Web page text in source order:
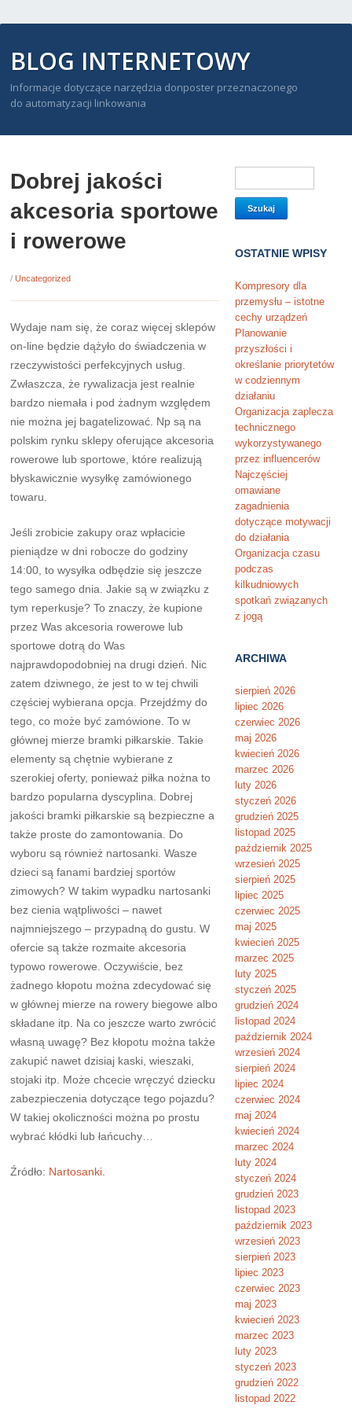
BLOG INTERNETOWY
Informacje dotyczące narzędzia donposter przeznaczonego
do automatyzacji linkowania
Dobrej jakości
akcesoria sportowe
i rowerowe
/Uncategorized
Wydaje nam się, że coraz więcej sklepów
on-line będzie dążyło do świadczenia w
rzeczywistości perfekcyjnych usług.
Zwłaszcza, że rywalizacja jest realnie
bardzo niemała i pod żadnym względem
nie można jej bagatelizować. Np są na
polskim rynku sklepy oferujące akcesoria
rowerowe lub sportowe, które realizują
błyskawicznie wysyłkę zamówionego
towaru.
Jeśli zrobicie zakupy oraz wpłacicie
pieniądze w dni robocze do godziny
14:00, to wysyłka odbędzie się jeszcze
tego samego dnia. Jakie są w związku z
tym reperkusje? To znaczy, że kupione
przez Was akcesoria rowerowe lub
sportowe dotrą do Was
najprawdopodobniej na drugi dzień. Nic
zatem dziwnego, że jest to w tej chwili
częściej wybierana opcja. Przejdźmy do
tego, co może być zamówione. To w
głównej mierze bramki piłkarskie. Takie
elementy są chętnie wybierane z
szerokiej oferty, ponieważ piłka nożna to
bardzo popularna dyscyplina. Dobrej
jakości bramki piłkarskie są bezpieczne a
także proste do zamontowania. Do
wyboru są również nartosanki. Wasze
dzieci są fanami bardziej sportów
zimowych? W takim wypadku nartosanki
bez cienia wątpliwości – nawet
najmniejszego – przypadną do gustu. W
ofercie są także rozmaite akcesoria
typowo rowerowe. Oczywiście, bez
żadnego kłopotu można zdecydować się
w głównej mierze na rowery biegowe albo
składane itp. Na co jeszcze warto zwrócić
własną uwagę? Bez kłopotu można także
zakupić nawet dzisiaj kaski, wieszaki,
stojaki itp. Może chcecie wręczyć dziecku
zabezpieczenia dotyczące tego pojazdu?
W takiej okoliczności można po prostu
wybrać kłódki lub łańcuchy…
Źródło: Nartosanki
OSTATNIE WPISY
Kompresory dla
przemysłu – istotne
cechy urządzeń
Planowanie
przyszłości i
określanie priorytetów
w codziennym
działaniu
Organizacja zaplecza
technicznego
wykorzystywanego
przez influencerów
Najczęściej
omawiane
zagadnienia
dotyczące motywacji
do działania
Organizacja czasu
podczas
kilkudniowych
spotkań związanych
z jogą
ARCHIWA
sierpień 2026
lipiec 2026
czerwiec 2026
maj 2026
kwiecień 2026
marzec 2026
luty 2026
styczeń 2026
grudzień 2025
listopad 2025
październik 2025
wrzesień 2025
sierpień 2025
lipiec 2025
czerwiec 2025
maj 2025
kwiecień 2025
marzec 2025
luty 2025
styczeń 2025
grudzień 2024
listopad 2024
październik 2024
wrzesień 2024
sierpień 2024
lipiec 2024
czerwiec 2024
maj 2024
kwiecień 2024
marzec 2024
luty 2024
styczeń 2024
grudzień 2023
listopad 2023
październik 2023
wrzesień 2023
sierpień 2023
lipiec 2023
czerwiec 2023
maj 2023
kwiecień 2023
marzec 2023
luty 2023
styczeń 2023
grudzień 2022
listopad 2022